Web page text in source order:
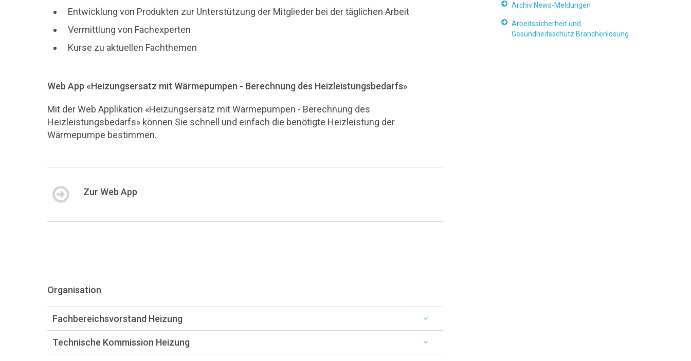
Entwicklung von Produkten zur Unterstützung der Mitglieder bei der täglichen Arbeit
Vermittlung von Fachexperten
Kurse zu aktuellen Fachthemen
Web App «Heizungsersatz mit Wärmepumpen - Berechnung des Heizleistungsbedarfs»
Mit der Web Applikation «Heizungsersatz mit Wärmepumpen - Berechnung des
Heizleistungsbedarfs» können Sie schnell und einfach die benötigte Heizleistung der
Wärmepumpe bestimmen.
Zur Web App
Organisation
Fachbereichsvorstand Heizung
Technische Kommission Heizung
Archiv News-Meldungen
Arbeitssicherheit und
Gesundheitsschutz Branchenlösung